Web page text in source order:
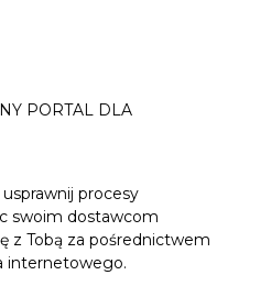
PORTAL DLA
procesy
swoim dostawcom
z Tobą za pośrednictwem
internetowego.